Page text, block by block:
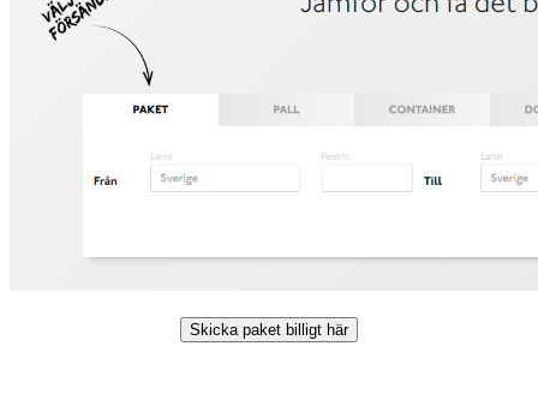
Skicka paket billigt här